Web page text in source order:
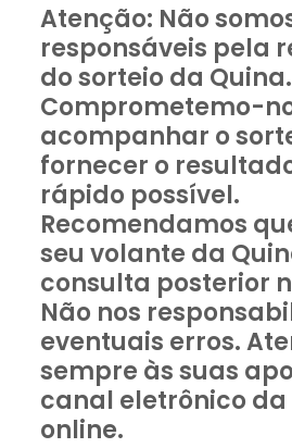
Atenção: Não
responsáveis pela
do sorteio da Quina.
Comprometemo-
acompanhar o
fornecer o
rápido possível.
Recomendamos
seu volante da
consulta posterior
Não nos
eventuais erros.
sempre às suas
canal eletrônico da
online.